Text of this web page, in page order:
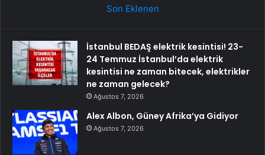
Son Eklenen
İstanbul BEDAŞ elektrik kesintisi! 23-
24 Temmuz İstanbul’da elektrik
kesintisi ne zaman bitecek, elektrikler
ne zaman gelecek?
Ağustos 7, 2026
Alex Albon, Güney Afrika’ya Gidiyor
Ağustos 7, 2026